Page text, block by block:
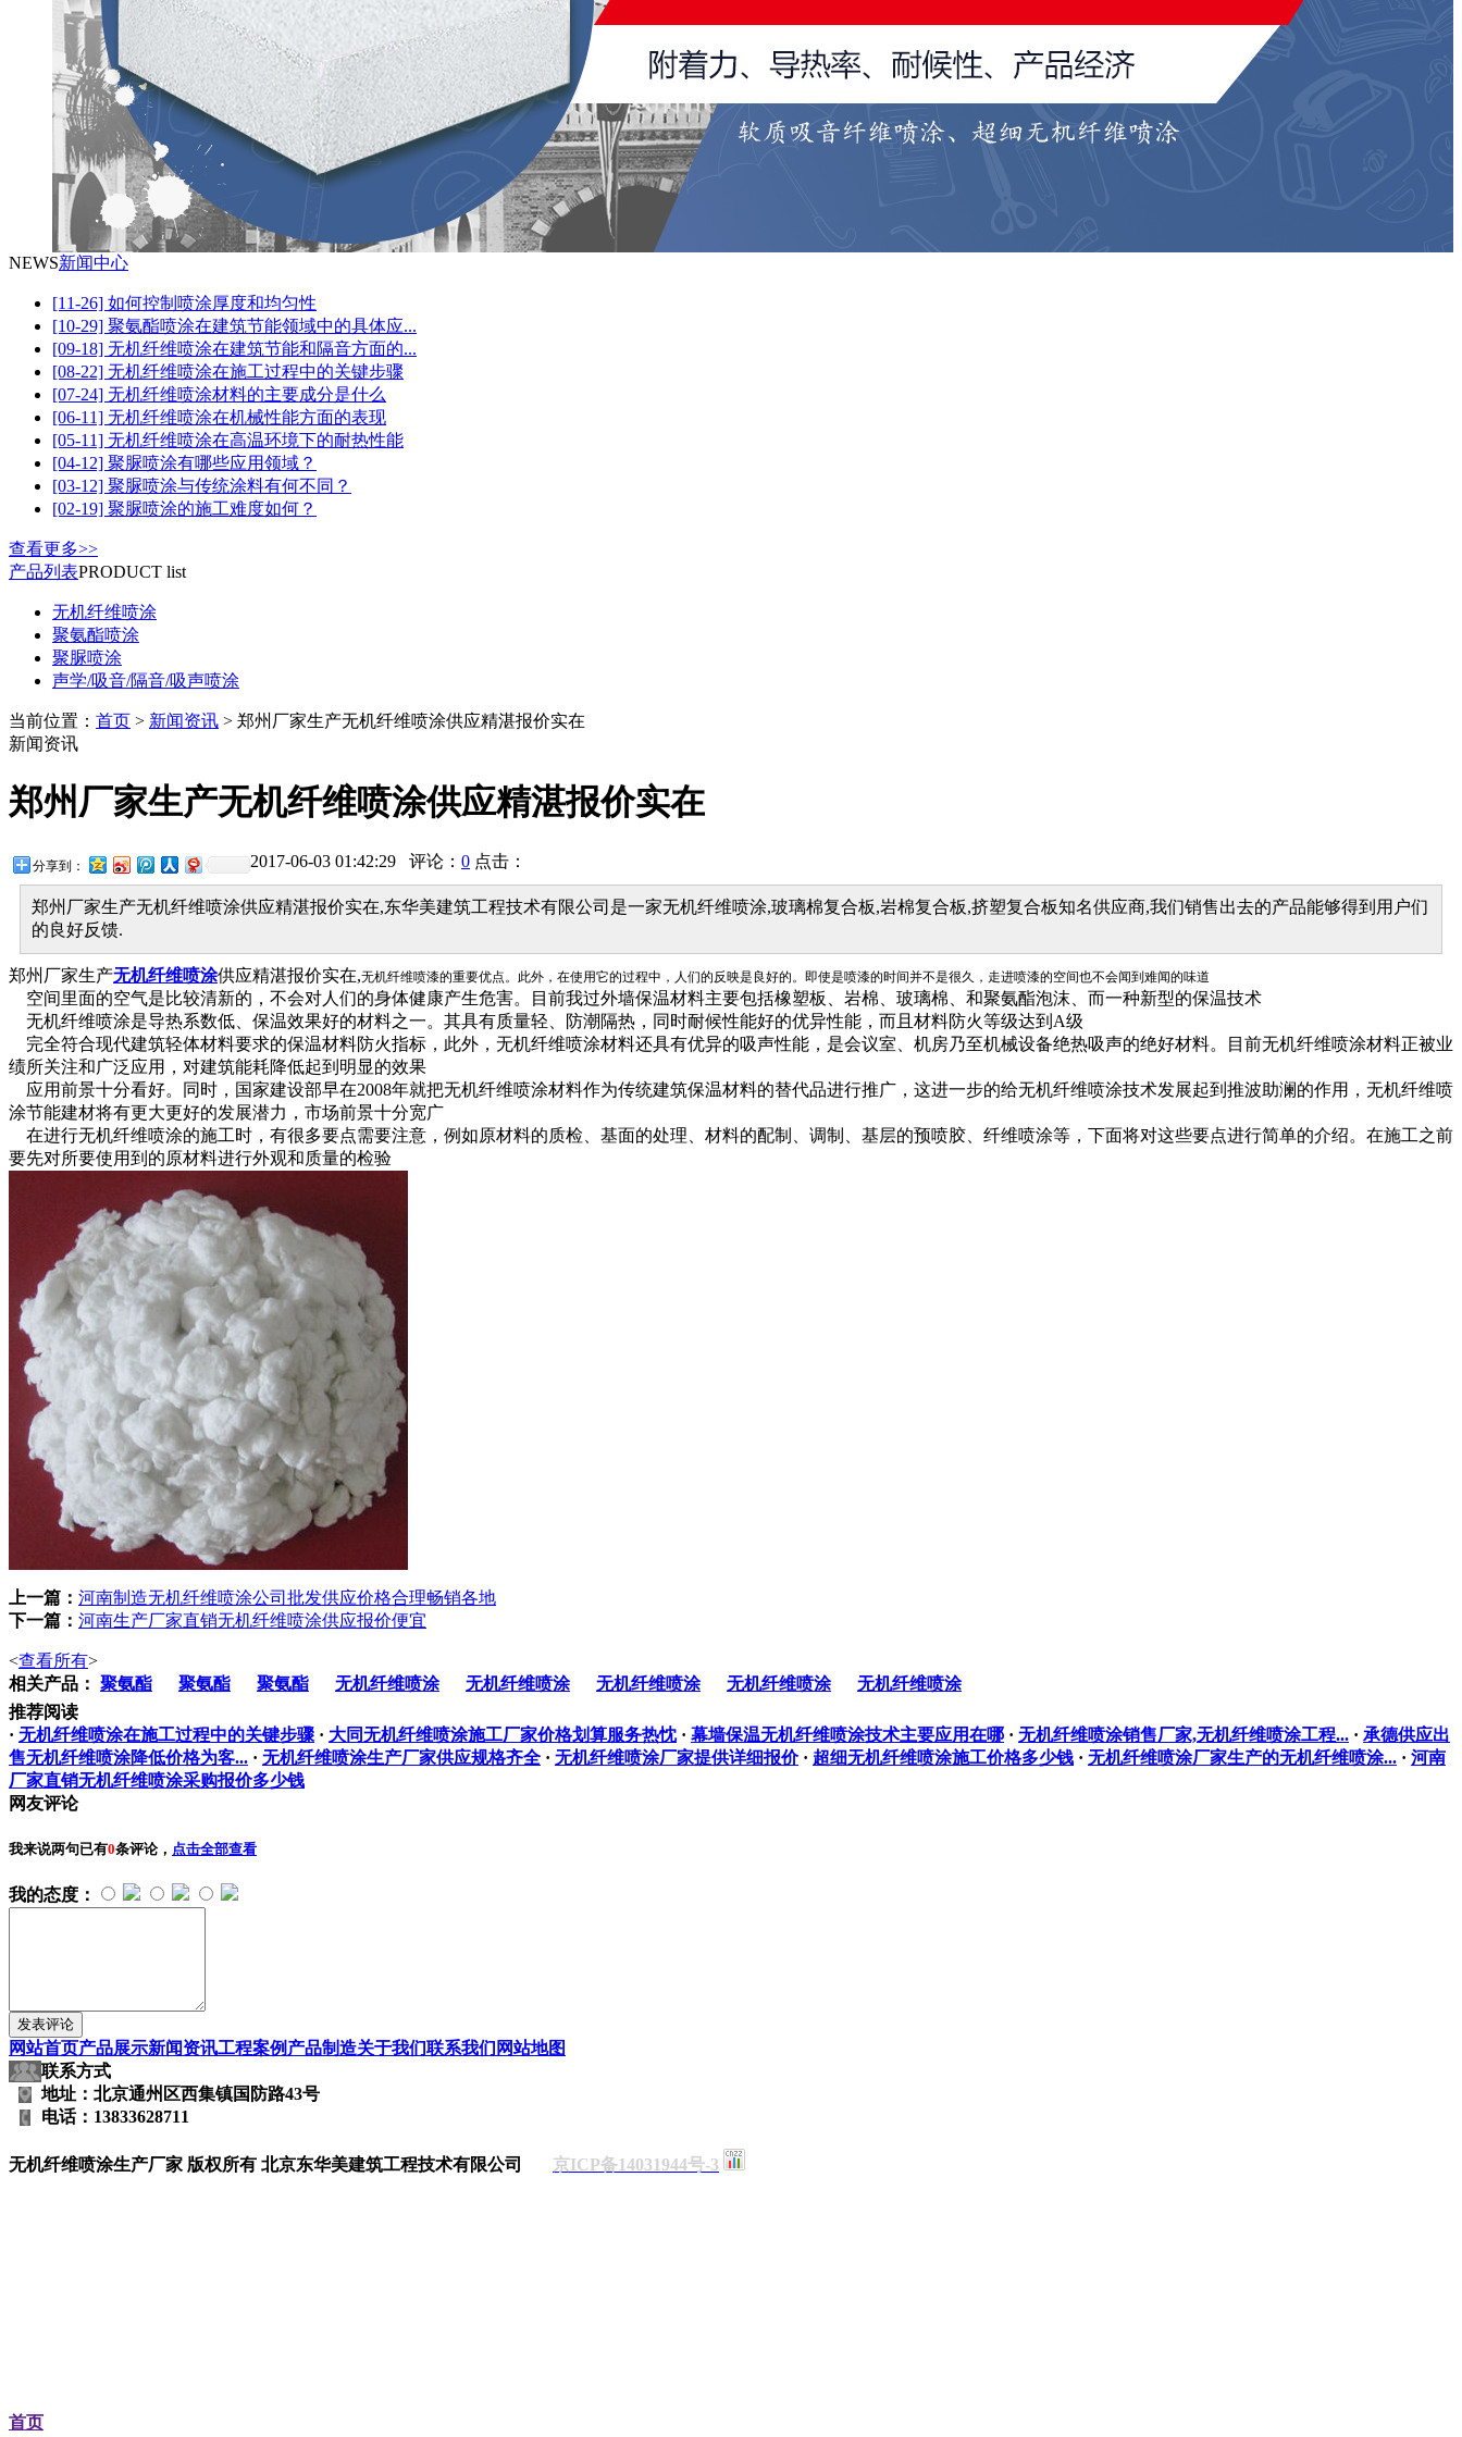
NEWS新闻中心
[11-26] 如何控制喷涂厚度和均匀性
[10-29] 聚氨酯喷涂在建筑节能领域中的具体应...
[09-18] 无机纤维喷涂在建筑节能和隔音方面的...
[08-22] 无机纤维喷涂在施工过程中的关键步骤
[07-24] 无机纤维喷涂材料的主要成分是什么
[06-11] 无机纤维喷涂在机械性能方面的表现
[05-11] 无机纤维喷涂在高温环境下的耐热性能
[04-12] 聚脲喷涂有哪些应用领域？
[03-12] 聚脲喷涂与传统涂料有何不同？
[02-19] 聚脲喷涂的施工难度如何？
查看更多>>
产品列表PRODUCT list
无机纤维喷涂
聚氨酯喷涂
聚脲喷涂
声学/吸音/隔音/吸声喷涂
当前位置： 首页 > 新闻资讯 > 郑州厂家生产无机纤维喷涂供应精湛报价实在
新闻资讯
郑州厂家生产无机纤维喷涂供应精湛报价实在
分享到： 2017-06-03 01:42:29 评论： 0 点击：
郑州厂家生产无机纤维喷涂供应精湛报价实在,东华美建筑工程技术有限公司是一家无机纤维喷涂,玻璃棉复合板,岩棉复合板,挤塑复合板知名供应商,我们销售出去的产品能够得到用户们
的良好反馈.
郑州厂家生产无机纤维喷涂供应精湛报价实在,无机纤维喷漆的重要优点。此外，在使用它的过程中，人们的反映是良好的。即使是喷漆的时间并不是很久，走进喷漆的空间也不会闻到难闻的味道
空间里面的空气是比较清新的，不会对人们的身体健康产生危害。目前我过外墙保温材料主要包括橡塑板、岩棉、玻璃棉、和聚氨酯泡沫、而一种新型的保温技术
无机纤维喷涂是导热系数低、保温效果好的材料之一。其具有质量轻、防潮隔热，同时耐候性能好的优异性能，而且材料防火等级达到A级
完全符合现代建筑轻体材料要求的保温材料防火指标，此外，无机纤维喷涂材料还具有优异的吸声性能，是会议室、机房乃至机械设备绝热吸声的绝好材料。目前无机纤维喷涂材料正被业
绩所关注和广泛应用，对建筑能耗降低起到明显的效果
应用前景十分看好。同时，国家建设部早在2008年就把无机纤维喷涂材料作为传统建筑保温材料的替代品进行推广，这进一步的给无机纤维喷涂技术发展起到推波助澜的作用，无机纤维喷
涂节能建材将有更大更好的发展潜力，市场前景十分宽广
在进行无机纤维喷涂的施工时，有很多要点需要注意，例如原材料的质检、基面的处理、材料的配制、调制、基层的预喷胶、纤维喷涂等，下面将对这些要点进行简单的介绍。在施工之前
要先对所要使用到的原材料进行外观和质量的检验
上一篇： 河南制造无机纤维喷涂公司批发供应价格合理畅销各地
下一篇： 河南生产厂家直销无机纤维喷涂供应报价便宜
<查看所有>
相关产品： 聚氨酯 聚氨酯 聚氨酯 无机纤维喷涂 无机纤维喷涂 无机纤维喷涂 无机纤维喷涂
无机纤维喷涂
推荐阅读
· 无机纤维喷涂在施工过程中的关键步骤 · 大同无机纤维喷涂施工厂家价格划算服务热忱 · 幕墙保温无机纤维喷涂技术主要应用在哪 · 无机纤维喷涂销售厂家,无机纤维喷涂工程... · 承德供应出
售无机纤维喷涂降低价格为客... · 无机纤维喷涂生产厂家供应规格齐全 · 无机纤维喷涂厂家提供详细报价 · 超细无机纤维喷涂施工价格多少钱 · 无机纤维喷涂厂家生产的无机纤维喷涂... · 河南
厂家直销无机纤维喷涂采购报价多少钱
网友评论
我来说两句已有0条评论， 点击全部查看
我的态度：
网站首页产品展示新闻资讯工程案例 产品制造关于我们联系我们 网站地图
联系方式
地址：北京通州区西集镇国防路43号
电话：13833628711
无机纤维喷涂生产厂家 版权所有 北京东华美建筑工程技术有限公司 京ICP备14031944号-3
首页